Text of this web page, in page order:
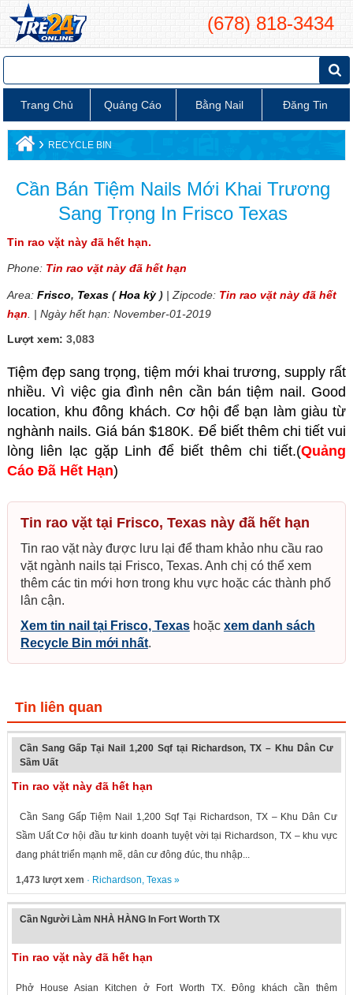
(678) 818-3434
Trang Chủ Quảng Cáo Bằng Nail Đăng Tin
› RECYCLE BIN
Cần Bán Tiệm Nails Mới Khai Trương
Sang Trọng In Frisco Texas
Tin rao vặt này đã hết hạn.
Phone: Tin rao vặt này đã hết hạn
Area: Frisco, Texas(Hoa kỳ)| Zipcode: Tin rao vặt này đã hết
hạn . | Ngày hết hạn: November-01-2019
Lượt xem: 3,083
Tiệm đẹp sang trọng, tiệm mới khai trương, supply rất
nhiều. Vì việc gia đình nên cần bán tiệm nail . Good
location, khu đông khách. Cơ hội để bạn làm giàu từ
nghành nails. Giá bán $180K. Để biết thêm chi tiết vui
lòng liên lạc gặp Linh để biết thêm chi tiết.(Quảng
Cáo Đã Hết Hạn)
Tin rao vặt tại Frisco, Texas này đã hết hạn
Tin rao vặt này được lưu lại để tham khảo nhu cầu rao
vặt ngành nails tại Frisco, Texas. Anh chị có thể xem
thêm các tin mới hơn trong khu vực hoặc các thành phố
lân cận.
Xem tin nail tại Frisco, Texashoặc xem danh sách
Recycle Bin mới nhất.
Tin liên quan
Cần Sang Gấp Tại Nail 1,200 Sqf tại Richardson, TX – Khu Dân Cư
Sầm Uất
Tin rao vặt này đã hết hạn
Cần Sang Gấp Tiệm Nail 1,200 Sqf Tại Richardson, TX – Khu Dân Cư
Sầm Uất Cơ hội đầu tư kinh doanh tuyệt vời tại Richardson, TX – khu vực
đang phát triển mạnh mẽ, dân cư đông đúc, thu nhập...
1,473 lượt xem · Richardson, Texas»
Cần Người Làm NHÀ HÀNG In Fort Worth TX
Tin rao vặt này đã hết hạn
Phở House Asian Kitchen ở Fort Worth TX. Đông khách cần thêm